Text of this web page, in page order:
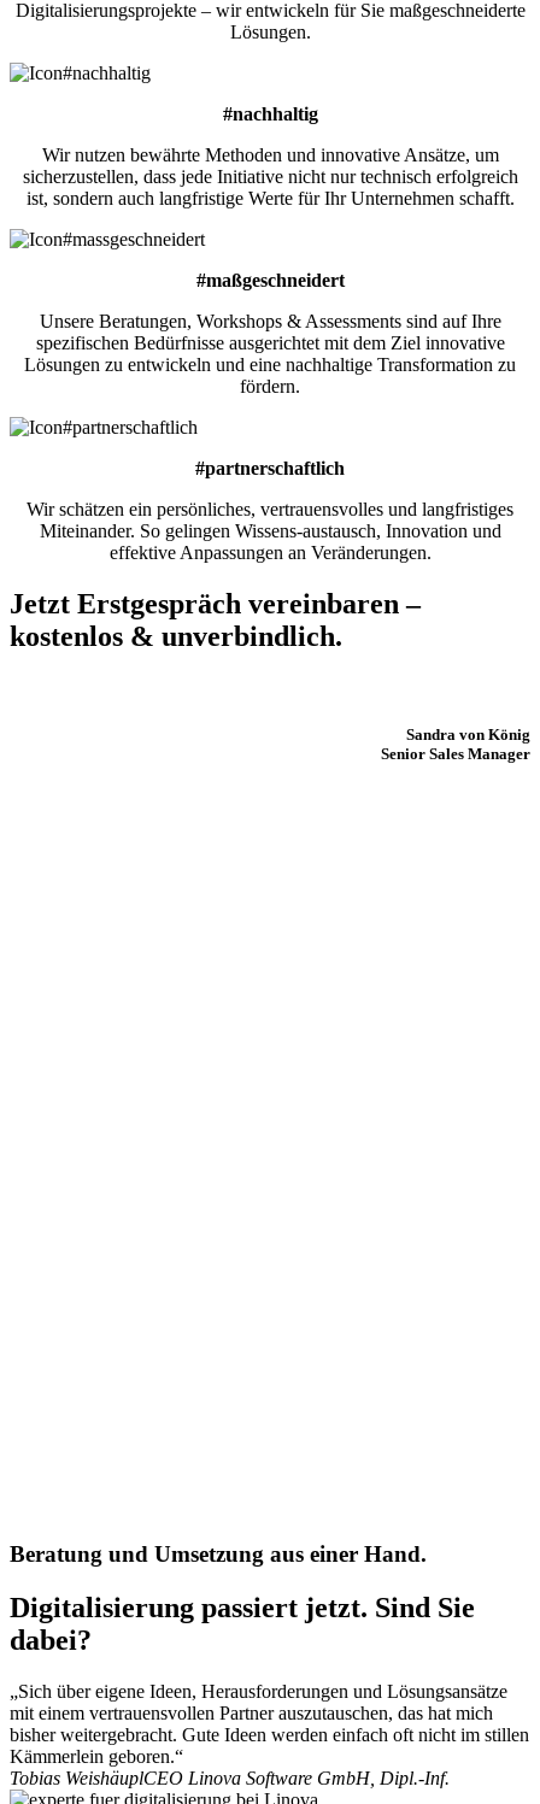
Digitalisierungsprojekte – wir entwickeln für Sie maßgeschneiderte
Lösungen.
#nachhaltig
Wir nutzen bewährte Methoden und innovative Ansätze, um
sicherzustellen, dass jede Initiative nicht nur technisch erfolgreich
ist, sondern auch langfristige Werte für Ihr Unternehmen schafft.
#maßgeschneidert
Unsere Beratungen, Workshops & Assessments sind auf Ihre
spezifischen Bedürfnisse ausgerichtet mit dem Ziel innovative
Lösungen zu entwickeln und eine nachhaltige Transformation zu
fördern.
#partnerschaftlich
Wir schätzen ein persönliches, vertrauensvolles und langfristiges
Miteinander. So gelingen Wissens-austausch, Innovation und
effektive Anpassungen an Veränderungen.
Jetzt Erstgespräch vereinbaren –
kostenlos & unverbindlich.
Sandra von König
Senior Sales Manager
Beratung und Umsetzung aus einer Hand.
Digitalisierung passiert jetzt. Sind Sie
dabei?
„Sich über eigene Ideen, Herausforderungen und Lösungsansätze
mit einem vertrauensvollen Partner auszutauschen, das hat mich
bisher weitergebracht. Gute Ideen werden einfach oft nicht im stillen
Kämmerlein geboren.“
Tobias WeishäuplCEO Linova Software GmbH, Dipl.-Inf.